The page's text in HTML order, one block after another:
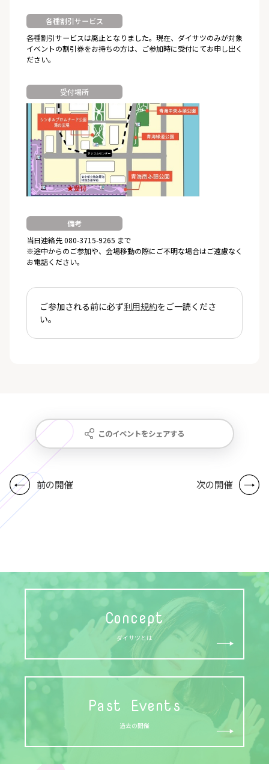
各種割引サービス
各種割引サービスは廃止となりました。現在、ダイサツのみが対象
イベントの割引券をお持ちの方は、ご参加時に受付にてお申し出く
ださい。
受付場所
備考
当日連絡先 080-3715-9265 まで
※途中からのご参加や、会場移動の際にご不明な場合はご遠慮なく
お電話ください。
ご参加される前に必ず利用規約をご一読くださ
い。
このイベントをシェアする
前の開催 次の開催
Concept
ダイサツとは
Past Events
過去の開催